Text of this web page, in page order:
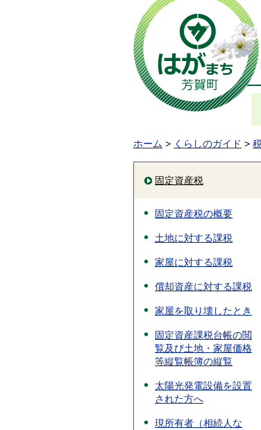
ホーム > くらしのガイド >
固定資産税
固定資産税の概要
土地に対する課税
家屋に対する課税
償却資産に対する課税
家屋を取り壊したとき
固定資産課税台帳の閲
覧及び土地・家屋価格
等縦覧帳簿の縦覧
太陽光発電設備を設置
された方へ
現所有者（相続人な